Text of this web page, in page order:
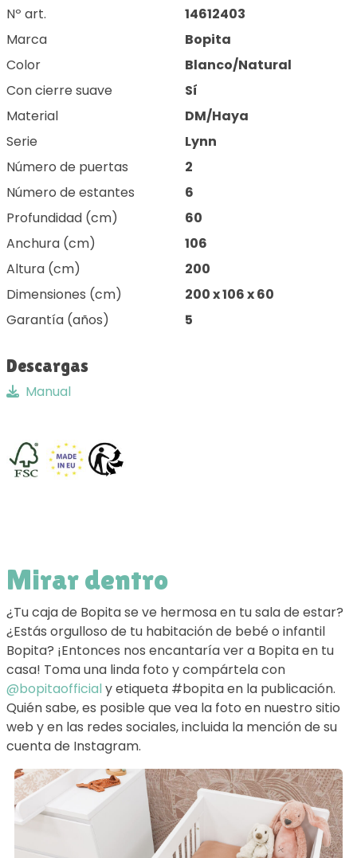
Nº art.
14612403
Marca
Bopita
Color
Blanco/Natural
Con cierre suave
Sí
Material
DM/Haya
Serie
Lynn
Número de puertas
2
Número de estantes
6
Profundidad (cm)
60
Anchura (cm)
106
Altura (cm)
200
Dimensiones (cm)
200 x 106 x 60
Garantía (años)
5
Descargas
Manual
Mirar dentro
¿Tu caja de Bopita se ve hermosa en tu sala de estar?
¿Estás orgulloso de tu habitación de bebé o infantil
Bopita? ¡Entonces nos encantaría ver a Bopita en tu
casa! Toma una linda foto y compártela con
@bopitaofficial y etiqueta #bopita en la publicación.
Quién sabe, es posible que vea la foto en nuestro sitio
web y en las redes sociales, incluida la mención de su
cuenta de Instagram.